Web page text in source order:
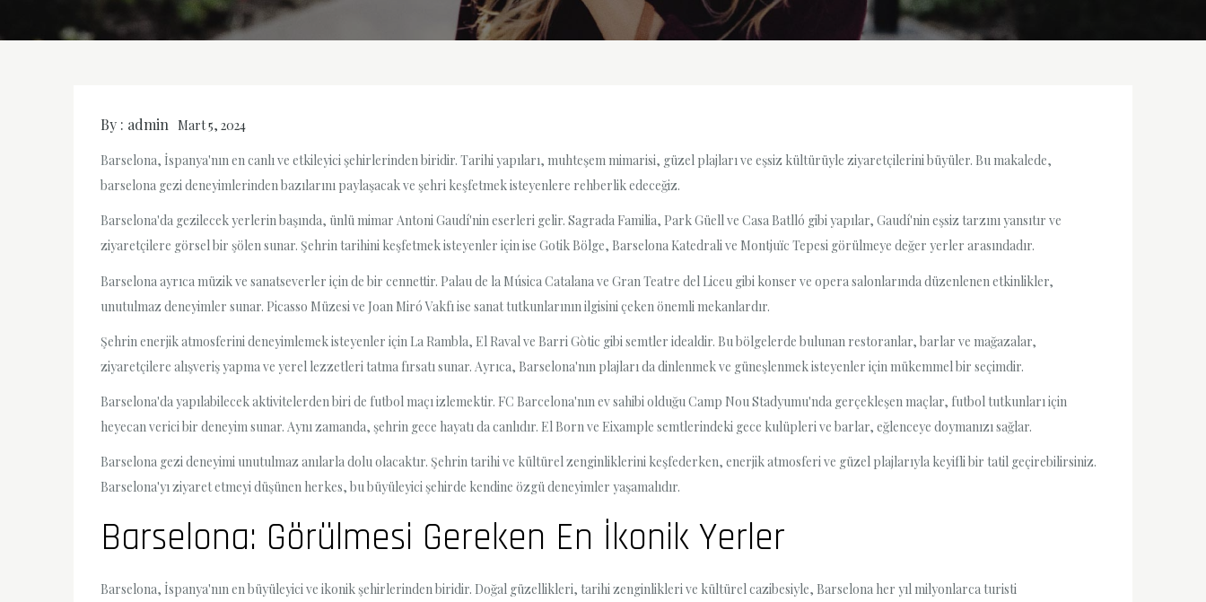
By : admin Mart 5, 2024
Barselona, İspanya'nın en canlı ve etkileyici şehirlerinden biridir. Tarihi yapıları, muhteşem mimarisi, güzel plajları ve eşsiz kültürüyle ziyaretçilerini büyüler. Bu makalede,
barselona gezi deneyimlerinden bazılarını paylaşacak ve şehri keşfetmek isteyenlere rehberlik edeceğiz.
Barselona'da gezilecek yerlerin başında, ünlü mimar Antoni Gaudí'nin eserleri gelir. Sagrada Familia, Park Güell ve Casa Batlló gibi yapılar, Gaudí'nin eşsiz tarzını yansıtır ve
ziyaretçilere görsel bir şölen sunar. Şehrin tarihini keşfetmek isteyenler için ise Gotik Bölge, Barselona Katedrali ve Montjuïc Tepesi görülmeye değer yerler arasındadır.
Barselona ayrıca müzik ve sanatseverler için de bir cennettir. Palau de la Música Catalana ve Gran Teatre del Liceu gibi konser ve opera salonlarında düzenlenen etkinlikler,
unutulmaz deneyimler sunar. Picasso Müzesi ve Joan Miró Vakfı ise sanat tutkunlarının ilgisini çeken önemli mekanlardır.
Şehrin enerjik atmosferini deneyimlemek isteyenler için La Rambla, El Raval ve Barri Gòtic gibi semtler idealdir. Bu bölgelerde bulunan restoranlar, barlar ve mağazalar,
ziyaretçilere alışveriş yapma ve yerel lezzetleri tatma fırsatı sunar. Ayrıca, Barselona'nın plajları da dinlenmek ve güneşlenmek isteyenler için mükemmel bir seçimdir.
Barselona'da yapılabilecek aktivitelerden biri de futbol maçı izlemektir. FC Barcelona'nın ev sahibi olduğu Camp Nou Stadyumu'nda gerçekleşen maçlar, futbol tutkunları için
heyecan verici bir deneyim sunar. Aynı zamanda, şehrin gece hayatı da canlıdır. El Born ve Eixample semtlerindeki gece kulüpleri ve barlar, eğlenceye doymanızı sağlar.
Barselona gezi deneyimi unutulmaz anılarla dolu olacaktır. Şehrin tarihi ve kültürel zenginliklerini keşfederken, enerjik atmosferi ve güzel plajlarıyla keyifli bir tatil geçirebilirsiniz.
Barselona'yı ziyaret etmeyi düşünen herkes, bu büyüleyici şehirde kendine özgü deneyimler yaşamalıdır.
Barselona: Görülmesi Gereken En İkonik Yerler
Barselona, İspanya'nın en büyüleyici ve ikonik şehirlerinden biridir. Doğal güzellikleri, tarihi zenginlikleri ve kültürel cazibesiyle, Barselona her yıl milyonlarca turisti